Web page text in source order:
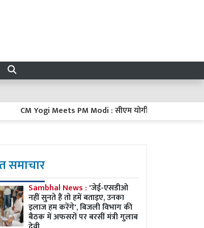
CM Yogi Meets PM Modi : सीएम योगी ने दिल्ली में पीएम मोदी
समाचार
Sambhal News : 'जेई-एसडीओ
नहीं सुनते हैं तो हमें बताइए, उनका
इलाज हम करेंगे', बिजली विभाग की
बैठक में अफसरों पर बरसीं मंत्री गुलाब